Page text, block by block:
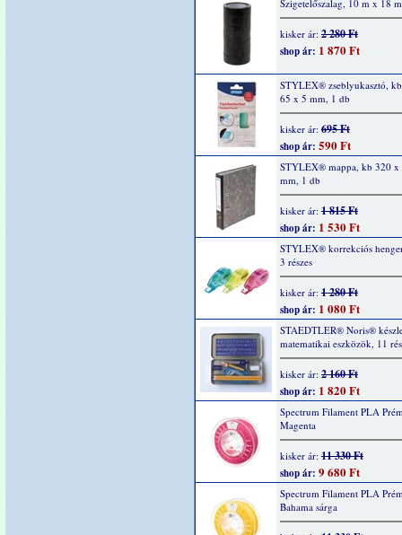
Szigetelőszalag, 10 m x 18
kisker ár: 2 280 Ft
shop ár: 1 870 Ft
STYLEX® zseblyukasztó,
65 x 5 mm, 1 db
kisker ár: 695 Ft
shop ár: 590 Ft
STYLEX® mappa, kb 320 x
mm, 1 db
kisker ár: 1 815 Ft
shop ár: 1 530 Ft
STYLEX® korrekciós
3 részes
kisker ár: 1 280 Ft
shop ár: 1 080 Ft
STAEDTLER® Noris®
matematikai eszközök, 11
kisker ár: 2 160 Ft
shop ár: 1 820 Ft
Spectrum Filament PLA
Magenta
kisker ár: 11 330 Ft
shop ár: 9 680 Ft
Spectrum Filament PLA
Bahama sárga